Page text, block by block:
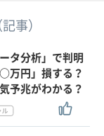
事）
タ分析」で判明
円」損する？
予兆がわかる？